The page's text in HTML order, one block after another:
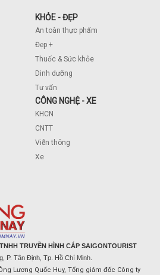
KHỎE - ĐẸP
An toàn thực phẩm
Đẹp +
Thuốc & Sức khỏe
Dinh dưỡng
Tư vấn
CÔNG NGHỆ - XE
KHCN
CNTT
Viễn thông
Xe
TRUYỀN HÌNH CÁP SAIGONTOURIST
P. Tân Định, Tp. Hồ Chí Minh.
Lương Quốc Huy, Tổng giám đốc Công ty